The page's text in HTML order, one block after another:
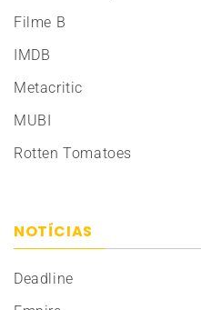
Filme B
IMDB
Metacritic
MUBI
Rotten Tomatoes
NOTÍCIAS
Deadline